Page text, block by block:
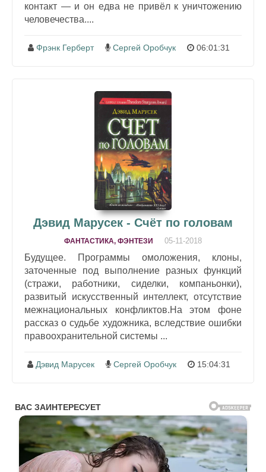
контакт — и он едва не привёл к уничтожению
человечества....
Фрэнк Герберт Сергей Оробчук 06:01:31
Дэвид Марусек - Счёт по головам
ФАНТАСТИКА, ФЭНТЕЗИ 05-11-2018
Будущее. Программы омоложения, клоны,
заточенные под выполнение разных функций
(стражи, работники, сиделки, компаньонки),
развитый искусственный интеллект, отсутствие
межнациональных конфликтов.На этом фоне
рассказ о судьбе художника, вследствие ошибки
правоохранительной системы ...
Дэвид Марусек Сергей Оробчук 15:04:31